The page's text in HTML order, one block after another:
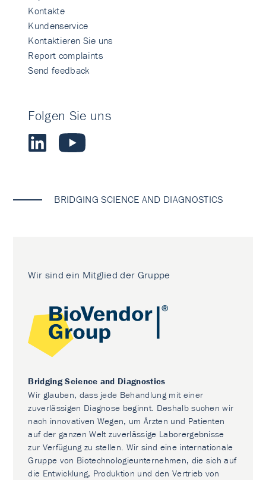
Kontakte
Kundenservice
Kontaktieren Sie uns
Report complaints
Send feedback
Folgen Sie uns
BRIDGING SCIENCE AND DIAGNOSTICS
Wir sind ein Mitglied der Gruppe
Bridging Science and Diagnostics
Wir glauben, dass jede Behandlung mit einer
zuverlässigen Diagnose beginnt. Deshalb suchen wir
nach innovativen Wegen, um Ärzten und Patienten
auf der ganzen Welt zuverlässige Laborergebnisse
zur Verfügung zu stellen. Wir sind eine internationale
Gruppe von Biotechnologieunternehmen, die sich auf
die Entwicklung, Produktion und den Vertrieb von